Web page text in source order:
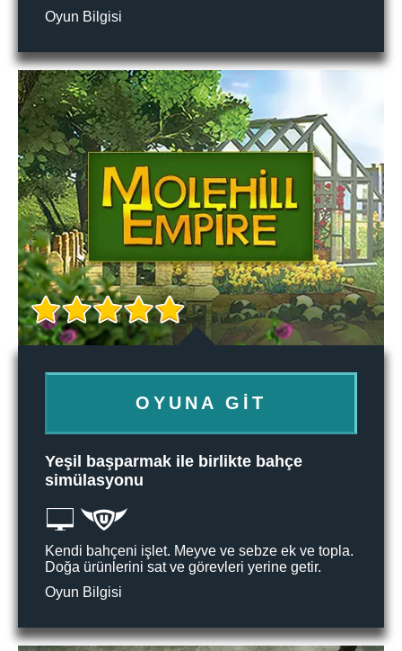
Oyun Bilgisi
OYUNA GIT
Yeşil başparmak ile birlikte bahçe
simülasyonu
Kendi bahçeni işlet. Meyve ve sebze ek ve topla.
Doğa ürünlerini sat ve görevleri yerine getir.
Oyun Bilgisi